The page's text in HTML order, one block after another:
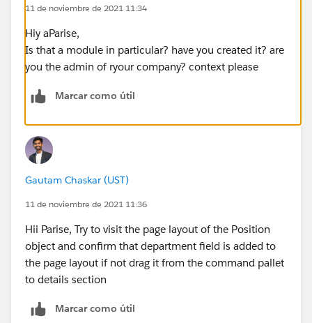
11 de noviembre de 2021 11:34
Hiy aParise,
Is that a module in particular? have you created it? are
you the admin of ryour company? context please
Marcar como útil
Gautam Chaskar (UST)
11 de noviembre de 2021 11:36
Hii Parise, Try to visit the page layout of the Position
object and confirm that department field is added to
the page layout if not drag it from the command pallet
to details section
Marcar como útil